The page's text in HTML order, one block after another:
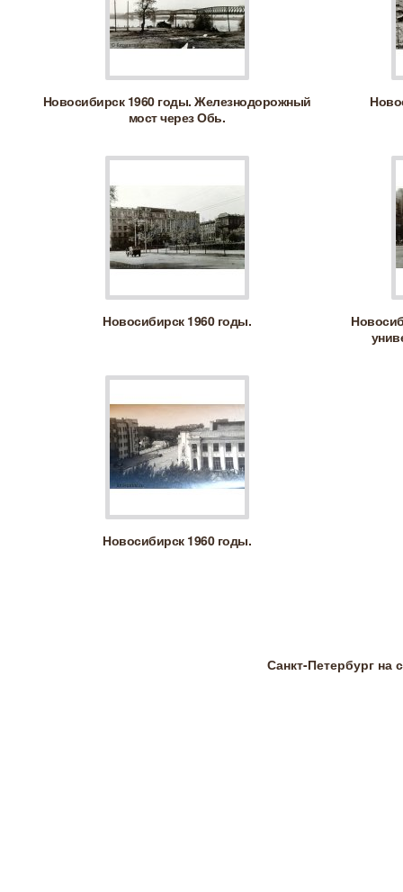
Новосибирск 1960 годы. Железнодорожный
мост через Обь.
Новосибирск 1960 годы.
Новосибирск 1960 годы.
Санкт-Петербург на